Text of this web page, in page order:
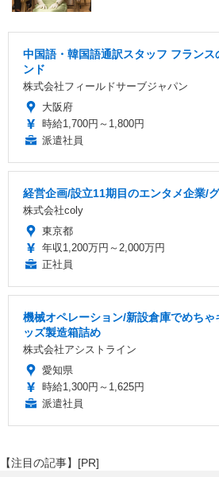
中国語・韓国語通訳スタッフ フラン
ンド
株式会社フィールドサーブジャパン
大阪府
時給1,700円～1,800円
派遣社員
経営企画/設立11期目のエンタメ企業/
株式会社coly
東京都
年収1,200万円～2,000万円
正社員
機械オペレーション/新設倉庫でめち
ッズ製造箱詰め
株式会社アシストライン
愛知県
時給1,300円～1,625円
派遣社員
【注目の記事】[PR]